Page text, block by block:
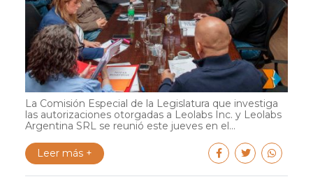
La Comisión Especial de la Legislatura que investiga
las autorizaciones otorgadas a Leolabs Inc. y Leolabs
Argentina SRL se reunió este jueves en el...
Leer más +